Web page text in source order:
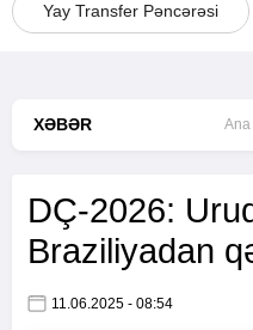
Yay Transfer Pəncərəsi
XƏBƏR Ana
DÇ-2026:
Braziliyadan
11.06.2025 - 08:54